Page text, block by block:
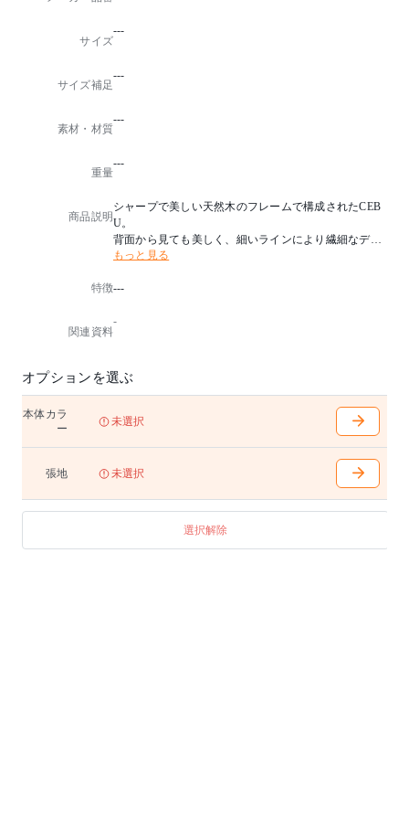
サイズ
---
サイズ補足
---
素材・材質
---
重量
---
商品説明
シャープで美しい天然木のフレームで構成されたCEB
U。
背面から見ても美しく、細いラインにより繊細なデザ
インを際立たせています。
所を選ばず幅広いコーディネートをお楽しみ頂けます
【備考】
ウォルナット材【CHART3:アッシュグレイ】となりま
す。
もっと見る
特徴---
関連資料
-
オプションを選ぶ
本体カラ
ー
未選択
張地 未選択
選択解除